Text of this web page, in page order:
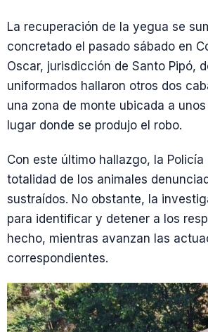
La recuperación de la yegua se
concretado el pasado sábado en
Oscar, jurisdicción de Santo Pipó,
uniformados hallaron otros dos
una zona de monte ubicada a
lugar donde se produjo el robo.
Con este último hallazgo, la
totalidad de los animales
sustraídos. No obstante, la
para identificar y detener a los
hecho, mientras avanzan las
correspondientes.